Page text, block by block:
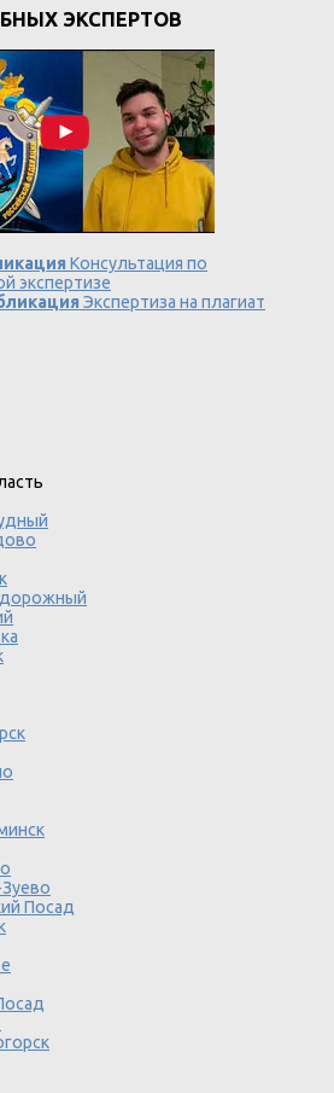
ЭКСПЕРТОВ
Консультация по
экспертизе
Экспертиза на плагиат
Посад